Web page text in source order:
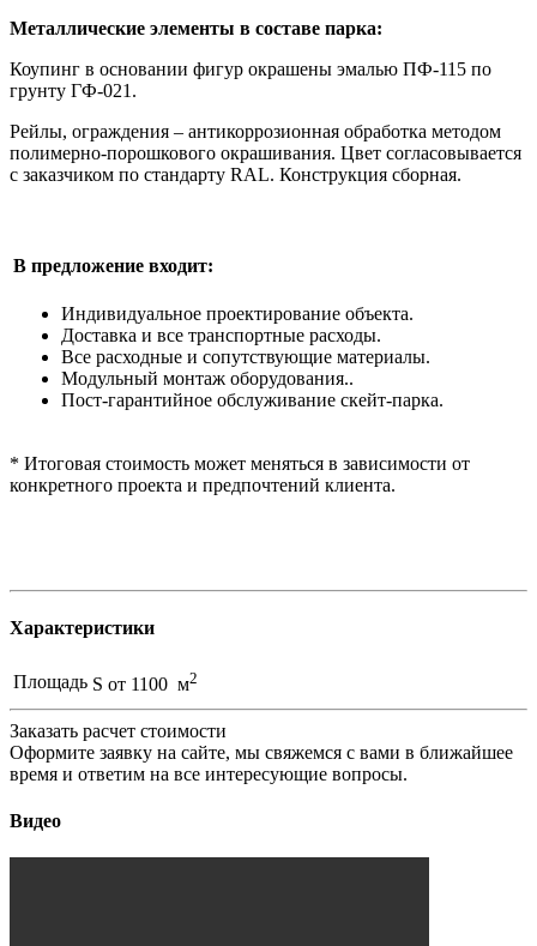
Металлические элементы в составе парка:
Коупинг в основании фигур окрашены эмалью ПФ-115 по
грунту ГФ-021.
Рейлы, ограждения – антикоррозионная обработка методом
полимерно-порошкового окрашивания. Цвет согласовывается
с заказчиком по стандарту RAL. Конструкция сборная.
В предложение входит:
Индивидуальное проектирование объекта.
Доставка и все транспортные расходы.
Все расходные и сопутствующие материалы.
Модульный монтаж оборудования..
Пост-гарантийное обслуживание скейт-парка.
* Итоговая стоимость может меняться в зависимости от
конкретного проекта и предпочтений клиента.
Характеристики
Площадь S от 1100 м2
Заказать расчет стоимости
Оформите заявку на сайте, мы свяжемся с вами в ближайшее
время и ответим на все интересующие вопросы.
Видео